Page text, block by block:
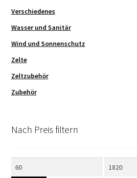
Verschiedenes
Wasser und Sanitär
Wind und Sonnenschutz
Zelte
Zeltzubehör
Zubehör
Nach Preis filtern